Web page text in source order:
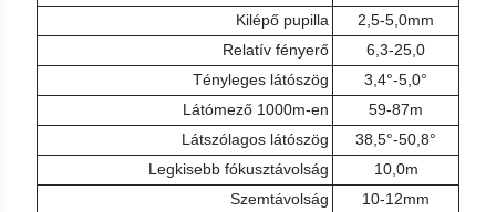
Kilépő pupilla
2,5-5,0mm
Relatív fényerő
6,3-25,0
Tényleges látószög
3,4°-5,0°
Látómező 1000m-en
59-87m
Látszólagos látószög
38,5°-50,8°
Legkisebb fókusztávolság
10,0m
Szemtávolság
10-12mm